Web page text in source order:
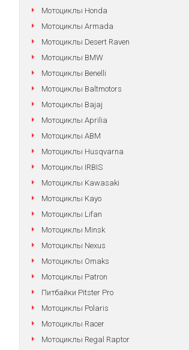
Мотоциклы Honda
Мотоциклы Armada
Мотоциклы Desert Raven
Мотоциклы BMW
Мотоциклы Benelli
Мотоциклы Baltmotors
Мотоциклы Bajaj
Мотоциклы Aprilia
Мотоциклы АВМ
Мотоциклы Husqvarna
Мотоциклы IRBIS
Мотоциклы Kawasaki
Мотоциклы Kayo
Мотоциклы Lifan
Мотоциклы Minsk
Мотоциклы Nexus
Мотоциклы Omaks
Мотоциклы Patron
Питбайки Pitster Pro
Мотоциклы Polaris
Мотоциклы Racer
Мотоциклы Regal Raptor